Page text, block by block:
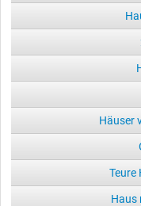
Häuser
Teure
Haus